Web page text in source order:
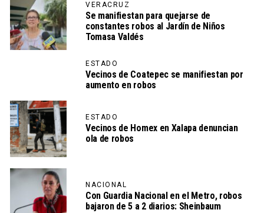
VERACRUZ
Se manifiestan para quejarse de
constantes robos al Jardín de Niños
Tomasa Valdés
ESTADO
Vecinos de Coatepec se manifiestan por
aumento en robos
ESTADO
Vecinos de Homex en Xalapa denuncian
ola de robos
NACIONAL
Con Guardia Nacional en el Metro, robos
bajaron de 5 a 2 diarios: Sheinbaum